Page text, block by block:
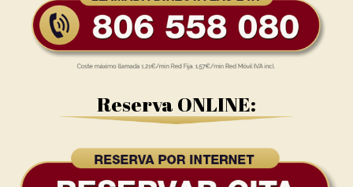
Reserva ONLINE: